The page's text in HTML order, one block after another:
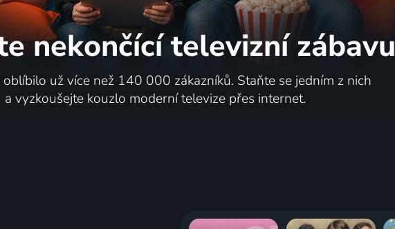
nekončící televizní zábavu
oblíbilo už více než 140 000 zákazníků. Staňte se jedním z nich
a vyzkoušejte kouzlo moderní televize přes internet.